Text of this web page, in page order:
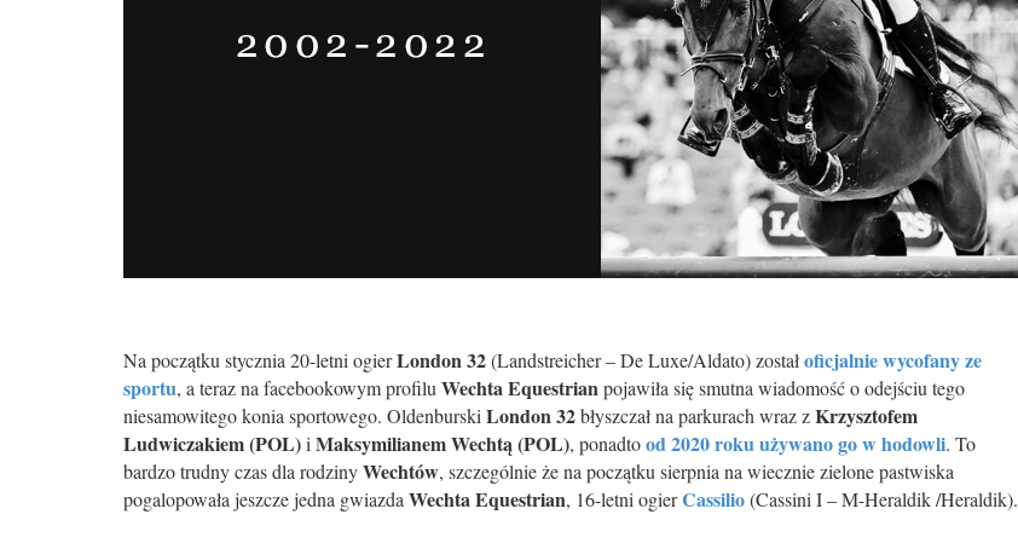
Na początku stycznia 20-letni ogierLondon 32(Landstreicher – De Luxe/Aldato) zostałoficjalnie wycofany ze
sportu, a teraz na facebookowym profilu Wechta Equestrianpojawiła się smutna wiadomość o odejściu tego
niesamowitego konia sportowego. Oldenburski London 32błyszczał na parkurach wraz zKrzysztofem
Ludwiczakiem (POL)i Maksymilianem Wechtą (POL), ponadtood 2020 roku używano go w hodowli. To
bardzo trudny czas dla rodzinyWechtów, szczególnie że na początku sierpnia na wiecznie zielone pastwiska
pogalopowała jeszcze jedna gwiazda Wechta Equestrian, 16-letni ogierCassilio(Cassini I – M-Heraldik /Heraldik).